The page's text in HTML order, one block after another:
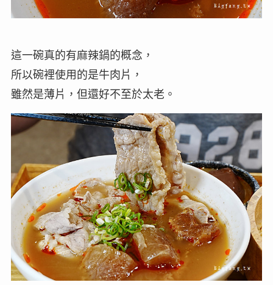
這一碗真的有麻辣鍋的概念，
所以碗裡使用的是牛肉片，
雖然是薄片，但還好不至於太老。